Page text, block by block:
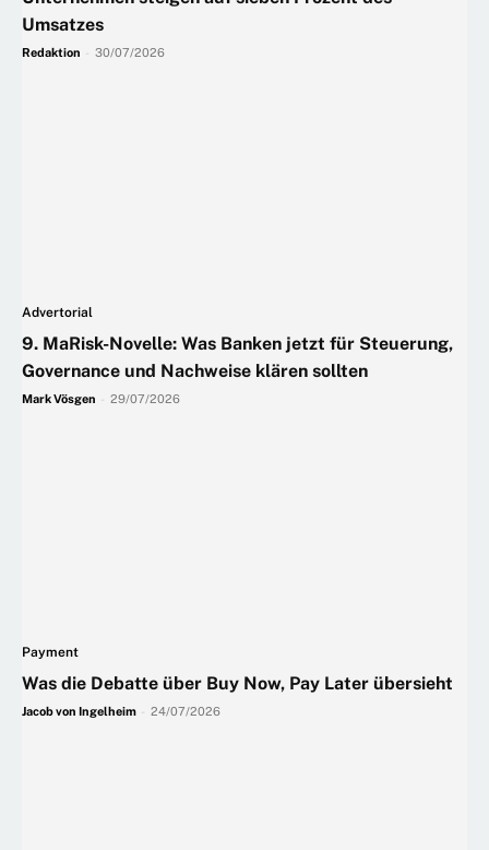
Umsatzes
Redaktion 30/07/2026
Advertorial
9. MaRisk-Novelle: Was Banken jetzt für Steuerung,
Governance und Nachweise klären sollten
Mark Vösgen 29/07/2026
Payment
Was die Debatte über Buy Now, Pay Later übersieht
Jacob von Ingelheim 24/07/2026